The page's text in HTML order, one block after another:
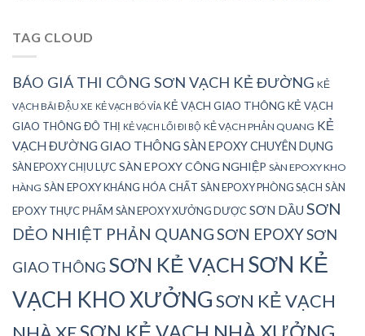
TAG CLOUD
BÁO GIÁ THI CÔNG SƠN VẠCH KẺ ĐƯỜNG KẺ
VẠCH BÃI ĐẬU XE KẺ VẠCH BÓ VỈA KẺ VẠCH GIAO THÔNG KẺ VẠCH
GIAO THÔNG ĐÔ THỊ KẺ VẠCH LỐI ĐI BỘ KẺ VẠCH PHẢN QUANG KẺ
VẠCH ĐƯỜNG GIAO THÔNG SÀN EPOXY CHUYÊN DỤNG
SÀN EPOXY CHỊU LỰCSÀN EPOXY CÔNG NGHIỆP SÀN EPOXY KHO
HÀNG SÀN EPOXY KHÁNG HÓA CHẤT SÀN EPOXY PHÒNG SẠCH SÀN
EPOXY THỰC PHẨM SÀN EPOXY XƯỞNG DƯỢCSƠN DẦU SƠN
DẺO NHIỆT PHẢN QUANGSƠN EPOXYSƠN
GIAO THÔNG SƠN KẺ VẠCH SƠN KẺ
VẠCH KHO XƯỞNGSƠN KẺ VẠCH